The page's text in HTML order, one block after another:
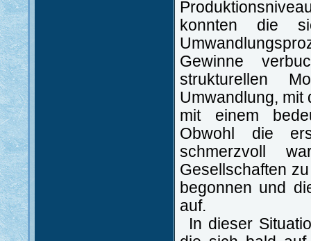
konnten die
Gewinne
strukturellen
Umwandlung, mit
mit einem
Obwohl die
schmerzvoll
Gesellschaften
begonnen und
auf.
In dieser